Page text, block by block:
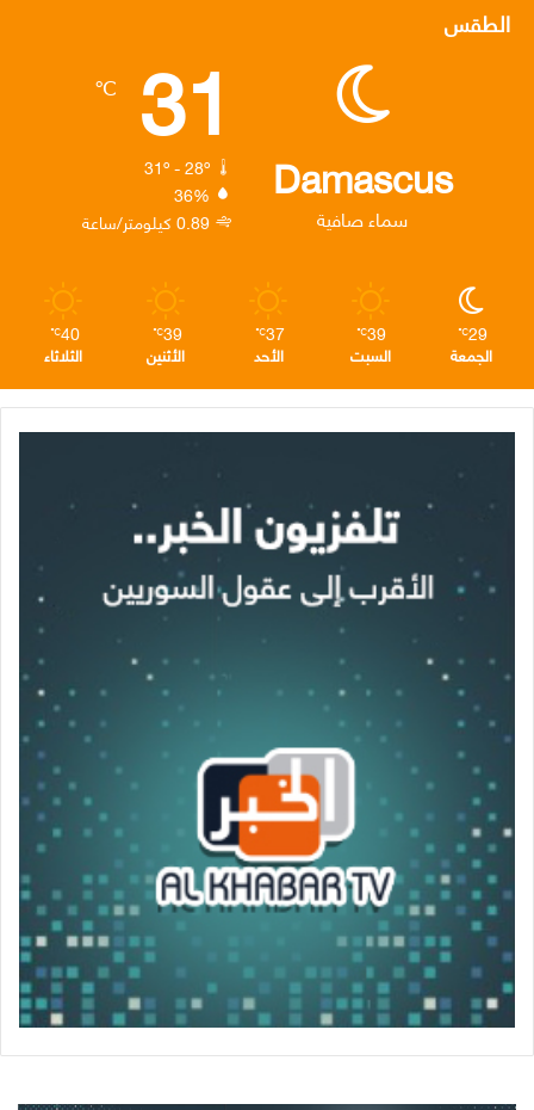
ب
و
ر
ا
ر
ا
الطقس
Damascus
سماء صافية
31
℃
31º - 28º
36%
0.89 كيلومتر/ساعة
29
℃
الجمعة
39
℃
السبت
37
℃
الأحد
39
℃
الأثنين
40
℃
الثلاثاء